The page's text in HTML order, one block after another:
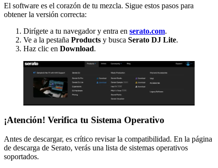
El software es el corazón de tu mezcla. Sigue estos pasos para
obtener la versión correcta:
Dirígete a tu navegador y entra en serato.com.
Ve a la pestaña Products y busca Serato DJ Lite.
Haz clic en Download.
¡Atención! Verifica tu Sistema Operativo
Antes de descargar, es crítico revisar la compatibilidad. En la página
de descarga de Serato, verás una lista de sistemas operativos
soportados.